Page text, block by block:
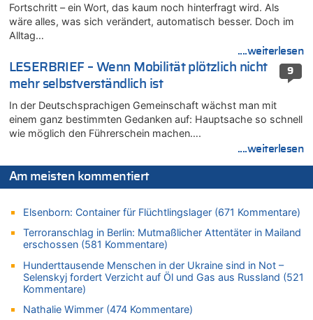
Wie kam es zur Ceuta-Krise?
08.08.2026 - 09:27 von Ermitler zu
Eschweiler: 16-Jähriger soll seine Oma ermordet haben
08.08.2026 - 09:24 von Ermitler zu
Mehrere Menschen in Londons City niedergestochen
AS Eupen: „Keiner weiß, wohin die Reise geht…“
08.08.2026 - 09:02 von Detlef zu
In Belgien missachten zwei von drei Autofahrern das
08.08.2026 - 08:50 von Mungo zu
08.08.2026 - 08:45 von besserwisser zu
Belgier knackt Jackpot bei Lotterie EuroMillions und gewinnt
mehr als 111 Millionen €
08.08.2026 - 08:00 von Strolch zu
AS Eupen: „Keiner weiß, wohin die Reise geht…“
08.08.2026 - 05:07 von Marcel Scholzen Eimerscheid zu
In Belgien missachten zwei von drei Autofahrern das
Fortschritt – ein Wort, das kaum noch hinterfragt wird. Als
wäre alles, was sich verändert, automatisch besser. Doch im
Alltag…
....weiterlesen
9
LESERBRIEF – Wenn Mobilität plötzlich nicht
mehr selbstverständlich ist
In der Deutschsprachigen Gemeinschaft wächst man mit
einem ganz bestimmten Gedanken auf: Hauptsache so schnell
wie möglich den Führerschein machen….
....weiterlesen
Am meisten kommentiert
Elsenborn: Container für Flüchtlingslager (671 Kommentare)
Terroranschlag in Berlin: Mutmaßlicher Attentäter in Mailand
erschossen (581 Kommentare)
Hunderttausende Menschen in der Ukraine sind in Not –
Selenskyj fordert Verzicht auf Öl und Gas aus Russland (521
Kommentare)
Nathalie Wimmer (474 Kommentare)